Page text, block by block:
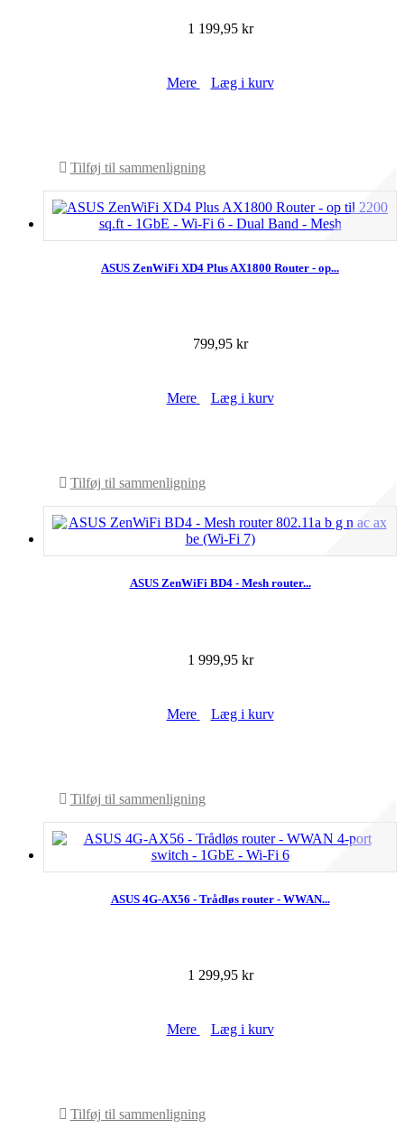
1 199,95 kr
Mere Læg i kurv
Tilføj til sammenligning
ASUS ZenWiFi XD4 Plus AX1800 Router - op...
799,95 kr
Mere Læg i kurv
Tilføj til sammenligning
ASUS ZenWiFi BD4 - Mesh router...
1 999,95 kr
Mere Læg i kurv
Tilføj til sammenligning
ASUS 4G-AX56 - Trådløs router - WWAN...
1 299,95 kr
Mere Læg i kurv
Tilføj til sammenligning